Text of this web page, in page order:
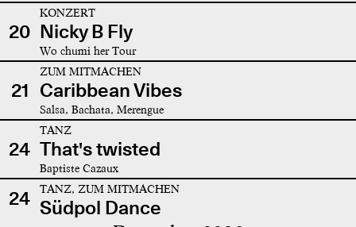
20
KONZERT
Nicky B Fly
Wo chumi her Tour
21
ZUM MITMACHEN
Caribbean Vibes
Salsa, Bachata, Merengue
24
TANZ
That's twisted
Baptiste Cazaux
24 TANZ, ZUM MITMACHEN
Südpol Dance